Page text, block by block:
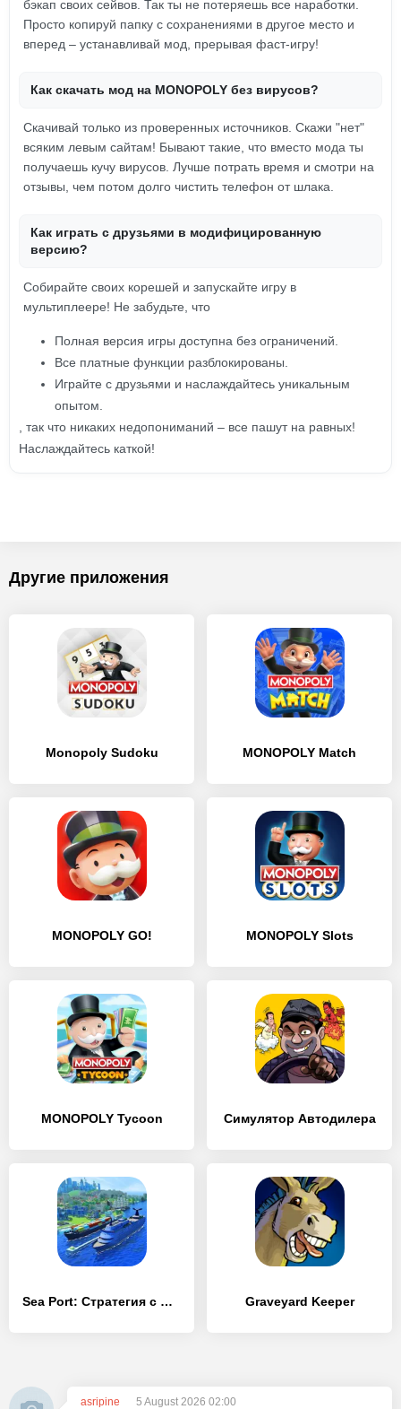
бэкап своих сейвов. Так ты не потеряешь все наработки.
Просто копируй папку с сохранениями в другое место и
вперед – устанавливай мод, прерывая фаст-игру!
Как скачать мод на MONOPOLY без вирусов?
Скачивай только из проверенных источников. Скажи "нет"
всяким левым сайтам! Бывают такие, что вместо мода ты
получаешь кучу вирусов. Лучше потрать время и смотри на
отзывы, чем потом долго чистить телефон от шлака.
Как играть с друзьями в модифицированную
версию?
Собирайте своих корешей и запускайте игру в
мультиплеере! Не забудьте, что
Полная версия игры доступна без ограничений.
Все платные функции разблокированы.
Играйте с друзьями и наслаждайтесь уникальным
опытом.
, так что никаких недопониманий – все пашут на равных!
Наслаждайтесь каткой!
Другие приложения
Monopoly Sudoku MONOPOLY Match
MONOPOLY GO! MONOPOLY Slots
MONOPOLY Tycoon Симулятор Автодилера
Sea Port: Стратегия с флотом Graveyard Keeper
asripine
5 August 2026 02:00